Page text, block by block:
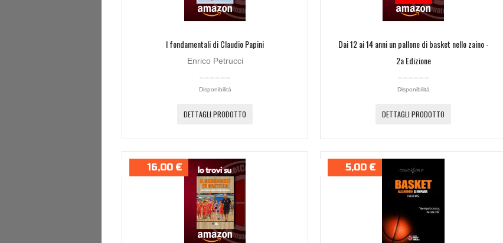
I fondamentali di Claudio Papini
Enrico Petrucci
Disponibilità
DETTAGLI PRODOTTO
Dai 12 ai 14 anni un pallone di basket nello zaino -
2a Edizione
Disponibilità
DETTAGLI PRODOTTO
16,00 € 5,00 €